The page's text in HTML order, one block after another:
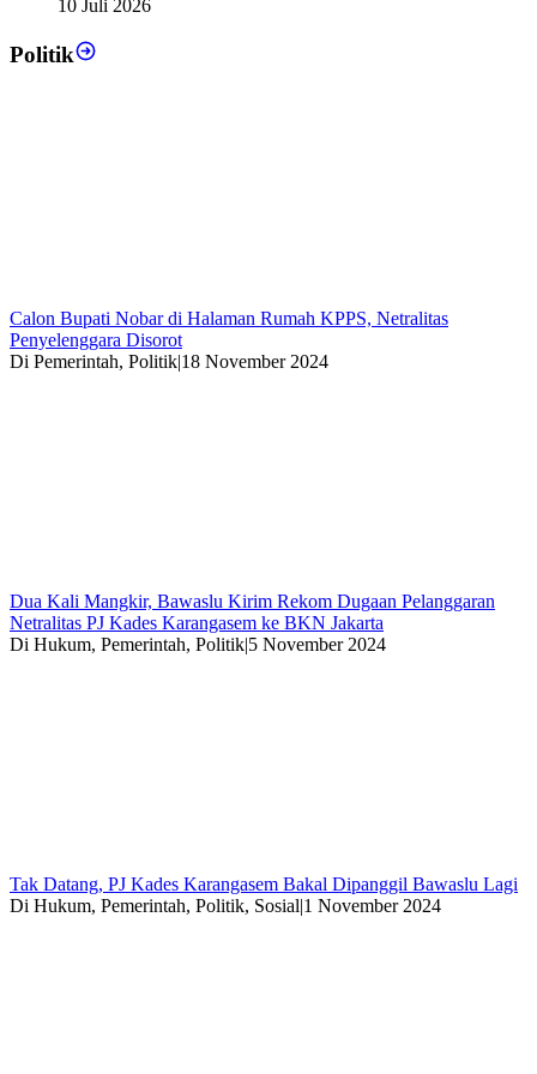
10 Juli 2026
Politik
Calon Bupati Nobar di Halaman Rumah KPPS, Netralitas
Penyelenggara Disorot
Di Pemerintah, Politik|18 November 2024
Dua Kali Mangkir, Bawaslu Kirim Rekom Dugaan Pelanggaran
Netralitas PJ Kades Karangasem ke BKN Jakarta
Di Hukum, Pemerintah, Politik|5 November 2024
Tak Datang, PJ Kades Karangasem Bakal Dipanggil Bawaslu Lagi
Di Hukum, Pemerintah, Politik, Sosial|1 November 2024